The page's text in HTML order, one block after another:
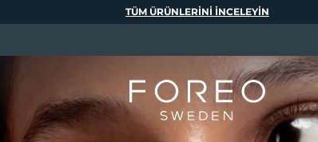
TÜM ÜRÜNLERINI INCELEYIN